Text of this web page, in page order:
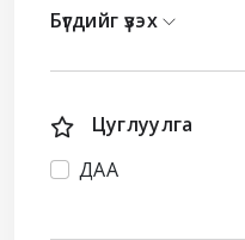
Бүгдийг үзэх
Цуглуулга
ДАА